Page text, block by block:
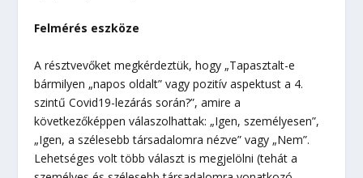
Felmérés eszköze
A résztvevőket megkérdeztük, hogy „Tapasztalt-e
bármilyen „napos oldalt” vagy pozitív aspektust a 4.
szintű Covid19-lezárás során?”, amire a
következőképpen válaszolhattak: „Igen, személyesen”,
„Igen, a szélesebb társadalomra nézve” vagy „Nem”.
Lehetséges volt több választ is megjelölni (tehát a